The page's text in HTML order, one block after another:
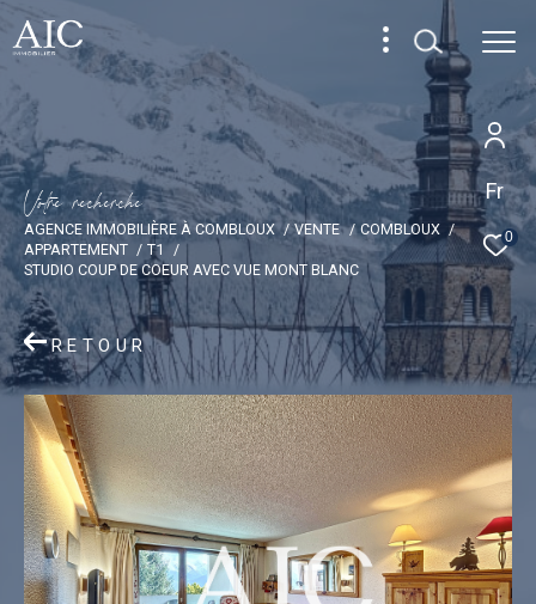
Fr
0
Votre recherche
AGENCE IMMOBILIÈRE À COMBLOUX VENTE
COMBLOUX
APPARTEMENT
T1
STUDIO COUP DE COEUR AVEC VUE MONT BLANC
RETOUR